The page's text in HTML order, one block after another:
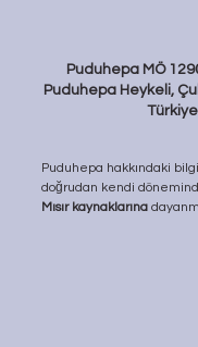
Puduhepa MÖ
Puduhepa Heykeli,
Puduhepa hakkındaki
doğrudan kendi
Mısır kaynaklarına